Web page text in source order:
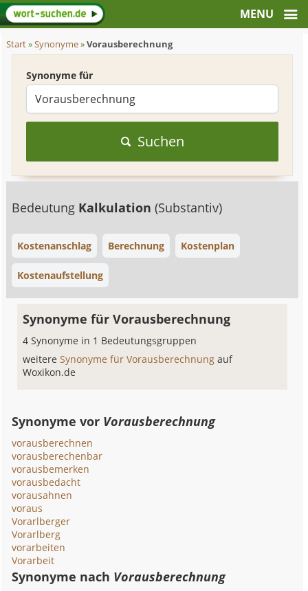
Start»Synonyme»Vorausberechnung
Synonyme für
Suchen
Bedeutung Kalkulation(Substantiv)
Kostenanschlag Berechnung Kostenplan
Kostenaufstellung
Synonyme für Vorausberechnung
4 Synonyme in 1 Bedeutungsgruppen
weitereSynonyme für Vorausberechnungauf
Woxikon.de
Synonyme vor Vorausberechnung
vorausberechnen
vorausberechenbar
vorausbemerken
vorausbedacht
vorausahnen
voraus
Vorarlberger
Vorarlberg
vorarbeiten
Vorarbeit
Synonyme nach Vorausberechnung